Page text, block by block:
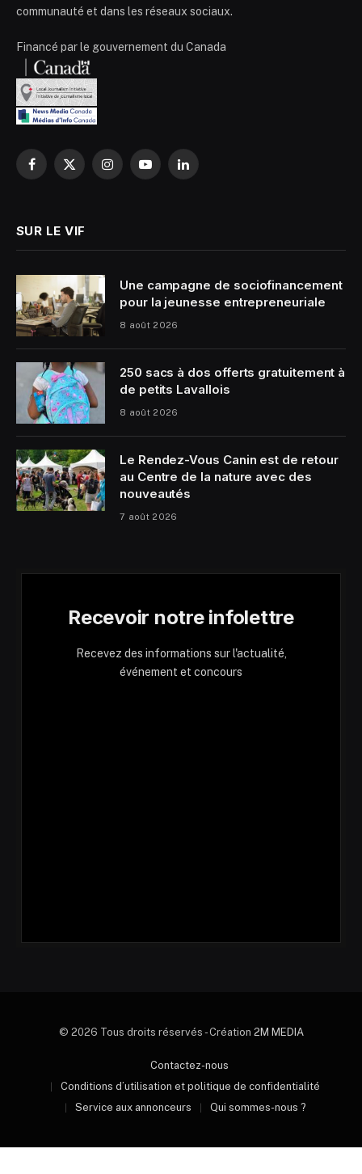
communauté et dans les réseaux sociaux.
Financé par le gouvernement du Canada
Facebook
X
InstagramYouTubeLinkedIn
SUR LE VIF
Une campagne de sociofinancement
pour la jeunesse entrepreneuriale
8 août 2026
250 sacs à dos offerts gratuitement à
de petits Lavallois
8 août 2026
Le Rendez-Vous Canin est de retour
au Centre de la nature avec des
nouveautés
7 août 2026
Recevoir notre infolettre
Recevez des informations sur l'actualité,
événement et concours
© 2026 Tous droits réservés - Création 2M MEDIA
Contactez-nous
Conditions d’utilisation et politique de confidentialité
Service aux annonceurs
Qui sommes-nous ?